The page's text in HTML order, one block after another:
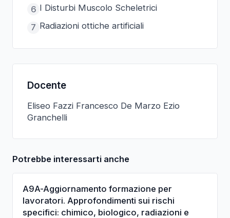
6 I Disturbi Muscolo Scheletrici
7 Radiazioni ottiche artificiali
Docente
Eliseo Fazzi Francesco De Marzo Ezio
Granchelli
Potrebbe interessarti anche
A9A-Aggiornamento formazione per
lavoratori. Approfondimenti sui rischi
specifici: chimico, biologico, radiazioni e